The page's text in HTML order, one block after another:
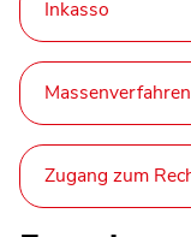
Inkasso
Massenverfahren
Zugang zum